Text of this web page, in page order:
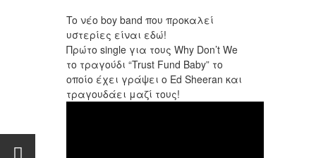
To νέο boy band που προκαλεί
υστερίες είναι εδώ!
Πρώτο single για τους Why Don’t We
το τραγούδι “Trust Fund Baby” το
οποίο έχει γράψει ο Ed Sheeran και
τραγουδάει μαζί τους!